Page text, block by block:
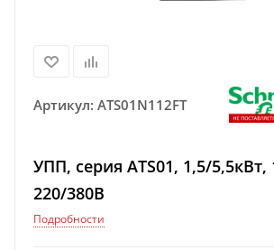
Артикул: ATS01N112FT
УПП, серия ATS01, 1,5/5,5кВт,
220/380В
Подробности